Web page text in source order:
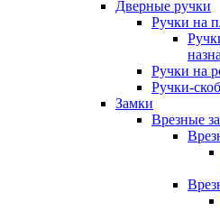
Дверные ручки
Ручки на
Ручки на
Ручки-
Замки
Врезные